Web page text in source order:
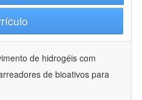
de hidrogéis com
de bioativos para